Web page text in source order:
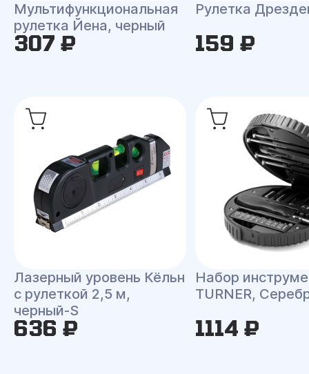
Мультифункциональная
рулетка Йена, черный
307 ₽
Рулетка
159 ₽
Лазерный уровень Кёльн
с рулеткой 2,5 м,
черный-S
636 ₽
Набор
TURNER,
1114 ₽